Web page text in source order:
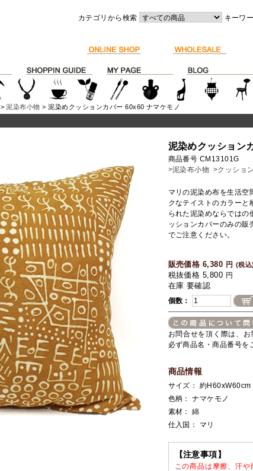
カテゴリから検索 キーワ
>泥染布小物 > 泥染めクッションカバー 60x60 ナマケモノ
泥染めクッション
商品番号 CM13101G
>泥染布小物 >クッション
マリの泥染め布を生活空
クなテイストのカラーと
られた泥染めならではの
ッションカバーのみの
でご注意ください。
販売価格 6,380 円 (税込)
税抜価格 5,800 円
在庫 要確認
個数：
お問合せを頂く際は、
必ず商品名・商品番号を
商品情報
サイズ： 約H60xW60cm
色柄： ナマケモノ
素材： 綿
仕入国： マリ
【注意事項】
この商品は摩擦、汗